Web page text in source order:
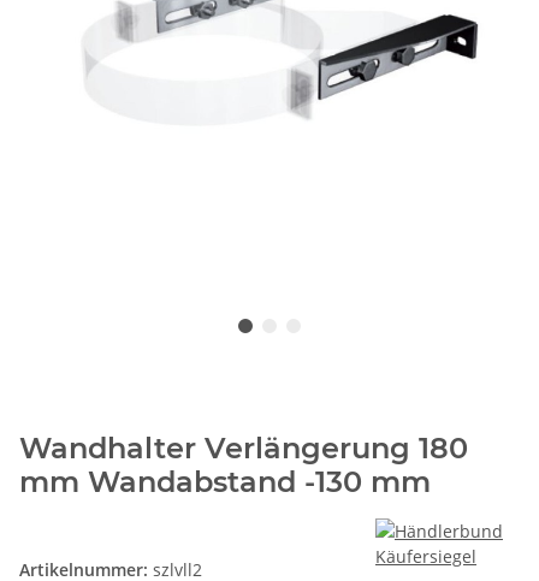
Wandhalter Verlängerung 180
mm Wandabstand -130 mm
Artikelnummer: szlvll2